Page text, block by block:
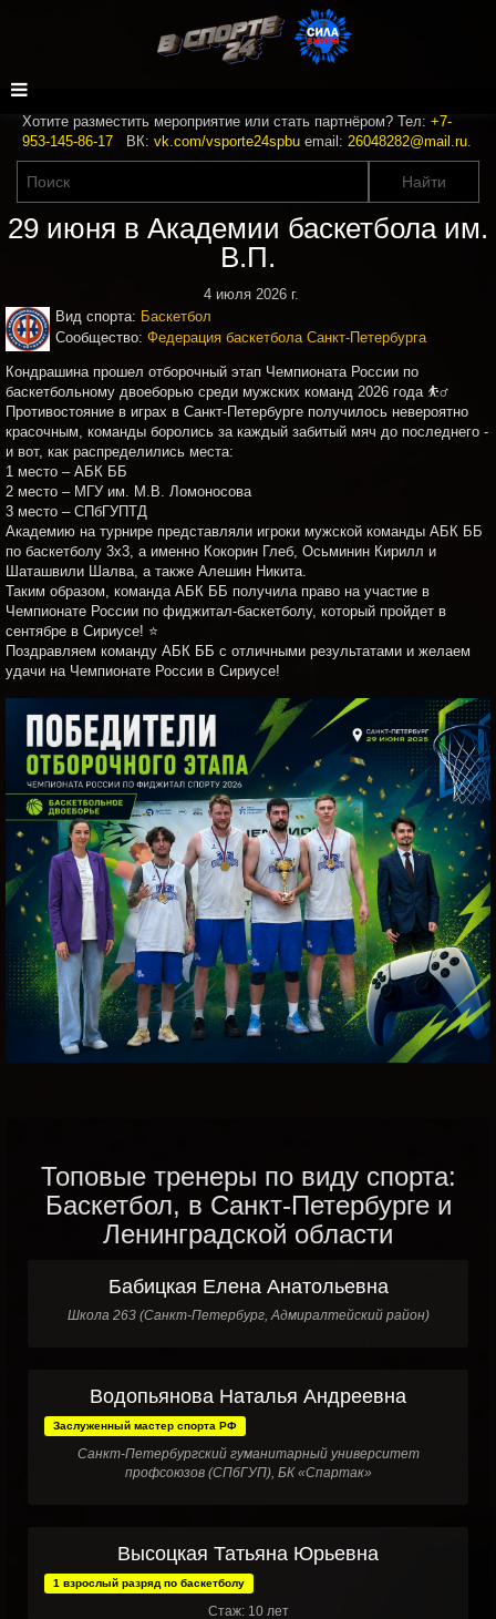
Хотите разместить мероприятие или стать партнёром? Тел: +7-
953-145-86-17 ВК: vk.com/vsporte24spbu email: 26048282@mail.ru.
29 июня в Академии баскетбола им.
В.П.
4 июля 2026 г.
Вид спорта: Баскетбол
Сообщество: Федерация баскетбола Санкт-Петербурга
Кондрашина прошел отборочный этап Чемпионата России по
баскетбольному двоеборью среди мужских команд 2026 года ⛹‍♂
Противостояние в играх в Санкт-Петербурге получилось невероятно
красочным, команды боролись за каждый забитый мяч до последнего -
и вот, как распределились места:
1 место – АБК ББ
2 место – МГУ им. М.В. Ломоносова
3 место – СПбГУПТД
Академию на турнире представляли игроки мужской команды АБК ББ
по баскетболу 3х3, а именно Кокорин Глеб, Осьминин Кирилл и
Шаташвили Шалва, а также Алешин Никита.
Таким образом, команда АБК ББ получила право на участие в
Чемпионате России по фиджитал-баскетболу, который пройдет в
сентябре в Сириусе! ⭐
Поздравляем команду АБК ББ с отличными результатами и желаем
удачи на Чемпионате России в Сириусе!
Топовые тренеры по виду спорта:
Баскетбол, в Санкт-Петербурге и
Ленинградской области
Бабицкая Елена Анатольевна
Школа 263 (Санкт-Петербург, Адмиралтейский район)
Водопьянова Наталья Андреевна
Заслуженный мастер спорта РФ
Санкт-Петербургский гуманитарный университет
профсоюзов (СПбГУП), БК «Спартак»
Высоцкая Татьяна Юрьевна
1 взрослый разряд по баскетболу
Стаж: 10 лет